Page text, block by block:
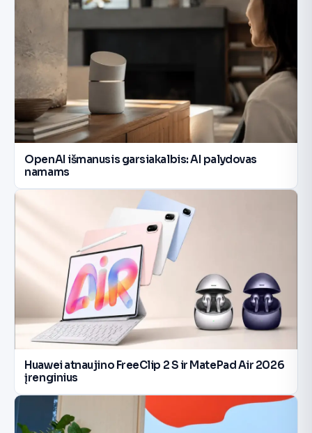
OpenAI išmanusis garsiakalbis: AI palydovas
namams
Huawei atnaujino FreeClip 2 S ir MatePad Air 2026
įrenginius